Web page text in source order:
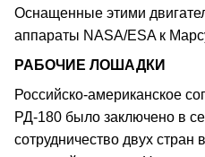
Оснащенные этими
аппараты NASA/ESA к
РАБОЧИЕ ЛОШАДКИ
Российско-американское
РД-180 было заключено в
сотрудничество двух стран